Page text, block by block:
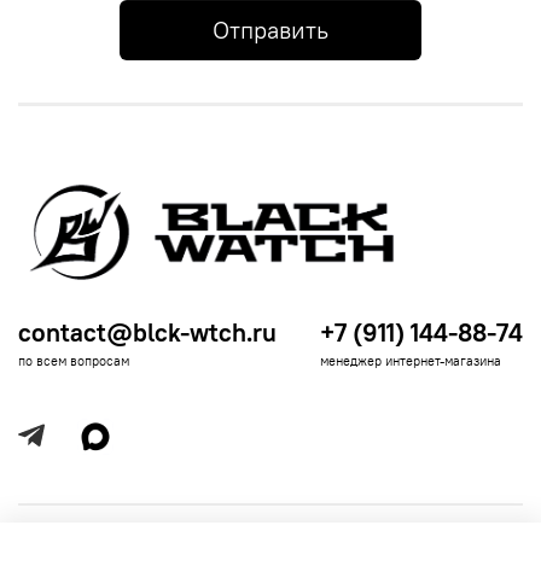
Отправить
contact@blck-wtch.ru
по всем вопросам
+7 (911) 144-88-74
менеджер интернет-магазина